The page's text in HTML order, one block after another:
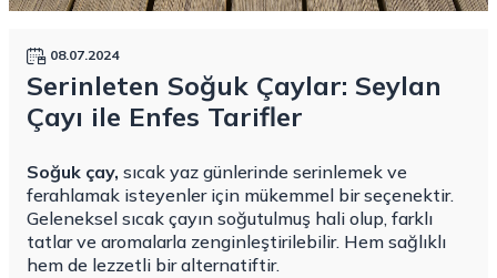
08.07.2024
Serinleten Soğuk Çaylar: Seylan
Çayı ile Enfes Tarifler
Soğuk çay, sıcak yaz günlerinde serinlemek ve
ferahlamak isteyenler için mükemmel bir seçenektir.
Geleneksel sıcak çayın soğutulmuş hali olup, farklı
tatlar ve aromalarla zenginleştirilebilir. Hem sağlıklı
hem de lezzetli bir alternatiftir.